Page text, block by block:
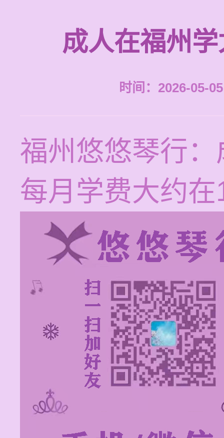
成人在福州
时间：2026-05-
福州悠悠琴行
每月学费大约